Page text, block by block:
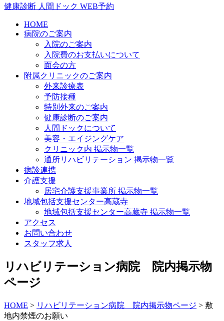
健康診断 人間ドック WEB予約
HOME
病院のご案内
入院のご案内
入院費のお支払いについて
面会の方
附属クリニックのご案内
外来診療表
予防接種
特別外来のご案内
健康診断のご案内
人間ドックについて
美容・エイジングケア
クリニック内 掲示物一覧
通所リハビリテーション 掲示物一覧
病診連携
介護支援
居宅介護支援事業所 掲示物一覧
地域包括支援センター高蔵寺
地域包括支援センター高蔵寺 掲示物一覧
アクセス
お問い合わせ
スタッフ求人
リハビリテーション病院 院内掲示物
ページ
HOME > リハビリテーション病院 院内掲示物ページ > 敷
地内禁煙のお願い